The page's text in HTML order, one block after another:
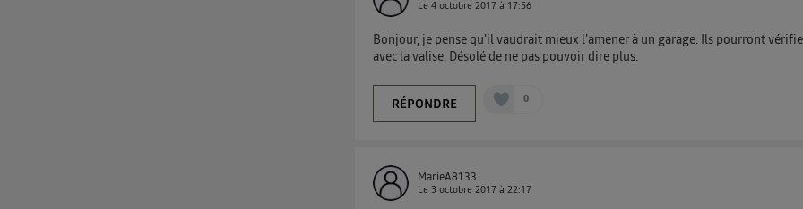
Le4 octobre 2017 à 17:56
Bonjour, je pense qu'il vaudrait mieux l'amener à un garage. Ils pourront
avec la valise. Désolé de ne pas pouvoir dire plus.
RÉPONDRE 0
MarieA8133
Le3 octobre 2017 à22:17